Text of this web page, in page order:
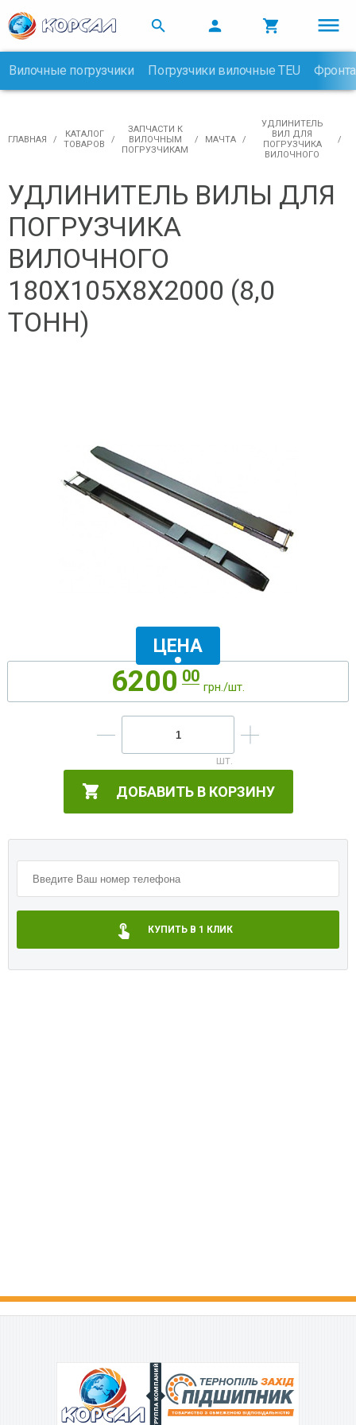
  
Вилочные погрузчики Погрузчики вилочные TEU
ГЛАВНАЯ
КАТАЛОГ
ТОВАРОВ
ЗАПЧАСТИ К
ВИЛОЧНЫМ
ПОГРУЗЧИКАМ
МАЧТА
УДЛИНИТЕЛЬ
ВИЛ ДЛЯ
ПОГРУЗЧИКА
ВИЛОЧНОГО
УДЛИНИТЕЛЬ ВИЛЫ ДЛЯ
ПОГРУЗЧИКА
ВИЛОЧНОГО
180Х105Х8Х2000 (8,0
ТОНН)
6200 00
грн./шт.
ЦЕНА
ДОБАВИТЬ В КОРЗИНУ
КУПИТЬ В 1 КЛИК
ГРУППА КОМПАНИЙ